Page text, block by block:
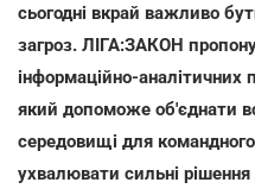
сьогодні вкрай важливо
загроз. ЛІГА:ЗАКОН
інформаційно-аналітичних
який допоможе об'єднати
середовищі для
ухвалювати сильні